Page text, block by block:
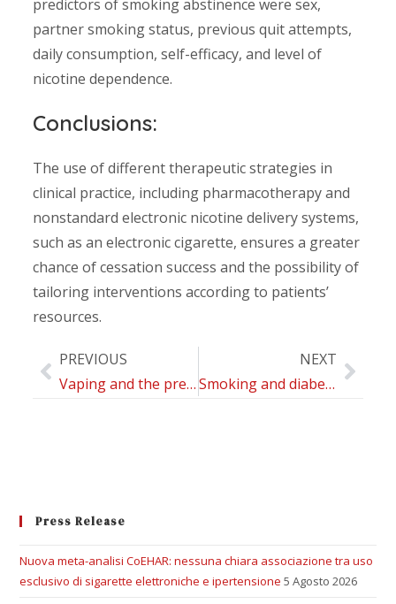
predictors of smoking abstinence were sex,
partner smoking status, previous quit attempts,
daily consumption, self-efficacy, and level of
nicotine dependence.
Conclusions:
The use of different therapeutic strategies in
clinical practice, including pharmacotherapy and
nonstandard electronic nicotine delivery systems,
such as an electronic cigarette, ensures a greater
chance of cessation success and the possibility of
tailoring interventions according to patients’
resources.
PREVIOUS
Vaping and the precautionary principle in EU law
NEXT
Smoking and diabetes: dangerous liaisons and confusing relationships
Press Release
Nuova meta-analisi CoEHAR: nessuna chiara associazione tra uso
esclusivo di sigarette elettroniche e ipertensione 5 Agosto 2026